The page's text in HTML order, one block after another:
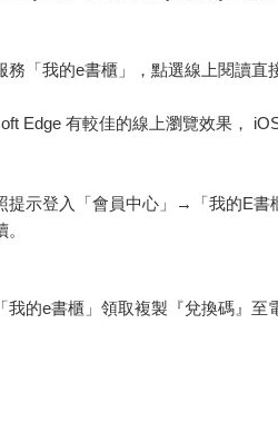
「我的e書櫃」，點選線上閱讀直
Edge 有較佳的線上瀏覽效果，
提示登入「會員中心」→「我的E
的e書櫃」領取複製『兌換碼』至